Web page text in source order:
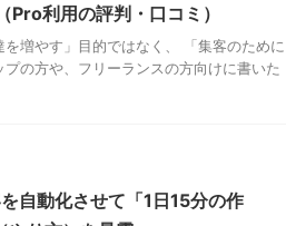
利用の評判・口コミ）
増やす」目的ではなく、 「集客のために
の方や、フリーランスの方向けに書いた
自動化させて「1日15分の作